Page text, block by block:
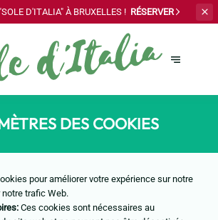
D'ITALIA" À BRUXELLES ! RÉSERVER
DES COOKIES
pour améliorer votre expérience sur notre
trafic Web.
: Ces cookies sont nécessaires au